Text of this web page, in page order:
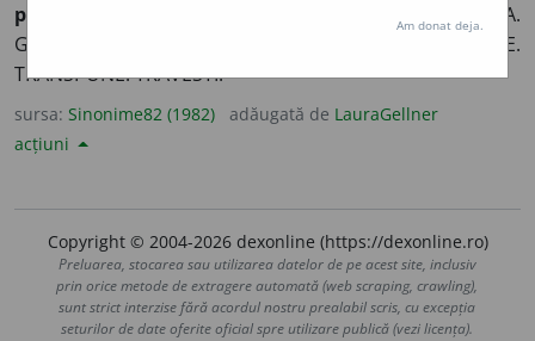
pref
CONTRAFACE. DEGHIZA. FACE. FALSIFICA.
GĂTI. PREGĂTI. PREPARA. TĂLMĂCI. TRADUCE.
TRANSPUNE. TRAVESTI.
sursa: Sinonime82 (1982) adăugată de LauraGellner
acțiuni
Copyright © 2004-2026 dexonline (https://dexonline.ro)
Preluarea, stocarea sau utilizarea datelor de pe acest site, inclusiv
prin orice metode de extragere automată (web scraping, crawling),
sunt strict interzise fără acordul nostru prealabil scris, cu excepția
seturilor de date oferite oficial spre utilizare publică (vezi licența).
Am donat deja.